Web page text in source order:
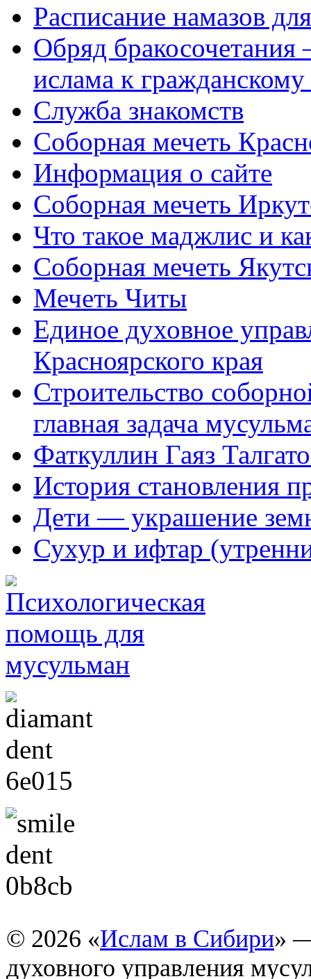
Расписание намазов
Обряд
ислама к гражданскому
Служба знакомств
Соборная мечеть
Информация о сайте
Соборная мечеть
Что такое маджлис и
Соборная мечеть
Мечеть Читы
Единое духовное
Красноярского края
Строительство
главная задача
Фаткуллин Гаяз
История становления
Дети — украшение
Сухур и ифтар
© 2026 «Ислам в Сибири»
духовного управления